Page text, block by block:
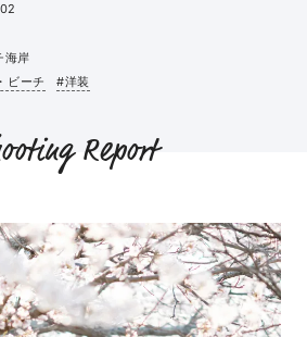
海岸
ビーチ #洋装
Report